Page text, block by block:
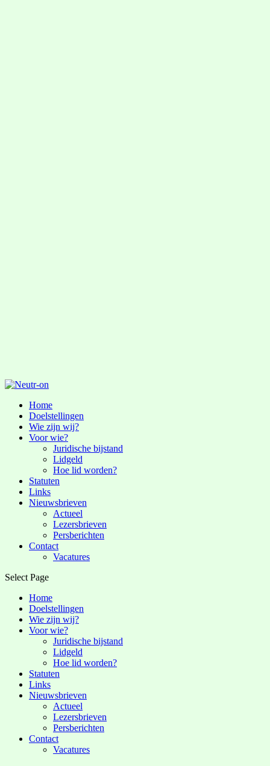
Home
Doelstellingen
Wie zijn wij?
Voor wie?
Juridische bijstand
Lidgeld
Hoe lid worden?
Statuten
Links
Nieuwsbrieven
Actueel
Lezersbrieven
Persberichten
Contact
Vacatures
Select Page
Home
Doelstellingen
Wie zijn wij?
Voor wie?
Juridische bijstand
Lidgeld
Hoe lid worden?
Statuten
Links
Nieuwsbrieven
Actueel
Lezersbrieven
Persberichten
Contact
Vacatures